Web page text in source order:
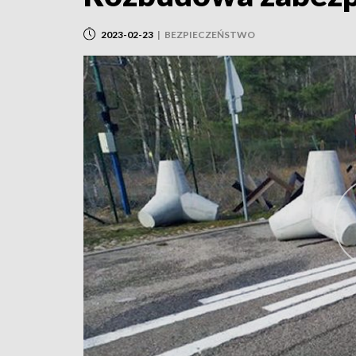
2023-02-23 | BEZPIECZEŃSTWO